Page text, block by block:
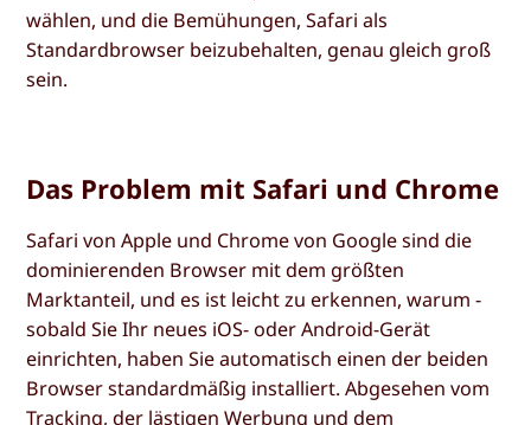
wählen, und die Bemühungen, Safari als
Standardbrowser beizubehalten, genau gleich groß
sein.
Das Problem mit Safari und Chrome
Safari von Apple und Chrome von Google sind die
dominierenden Browser mit dem größten
Marktanteil, und es ist leicht zu erkennen, warum -
sobald Sie Ihr neues iOS- oder Android-Gerät
einrichten, haben Sie automatisch einen der beiden
Browser standardmäßig installiert. Abgesehen vom
Tracking, der lästigen Werbung und dem